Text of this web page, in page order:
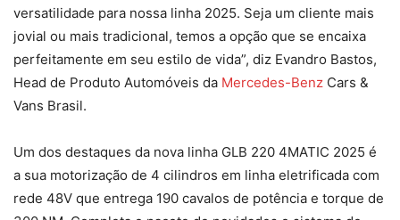
versatilidade para nossa linha 2025. Seja um cliente mais
jovial ou mais tradicional, temos a opção que se encaixa
perfeitamente em seu estilo de vida”, diz Evandro Bastos,
Head de Produto Automóveis da Mercedes-Benz Cars &
Vans Brasil.
Um dos destaques da nova linha GLB 220 4MATIC 2025 é
a sua motorização de 4 cilindros em linha eletrificada com
rede 48V que entrega 190 cavalos de potência e torque de